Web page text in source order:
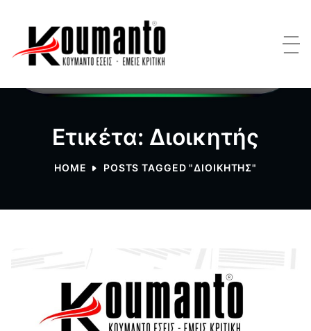
Ετικέτα: Διοικητής
HOME POSTS TAGGED "ΔΙΟΙΚΗΤΉΣ"